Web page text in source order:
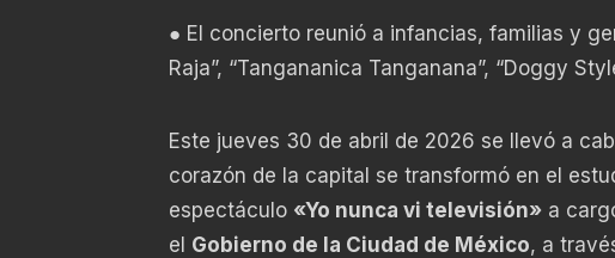
● El concierto reunió a infancias, familias y
Raja”, “Tangananica Tanganana”, “Doggy
Este jueves 30 de abril de 2026 se llevó a
corazón de la capital se transformó en el
espectáculo «Yo nunca vi televisión» a
el Gobierno de la Ciudad de México, a